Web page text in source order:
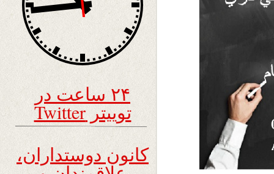
۲۴ ساعت در
توییتر Twitter
کانون دوستداران،